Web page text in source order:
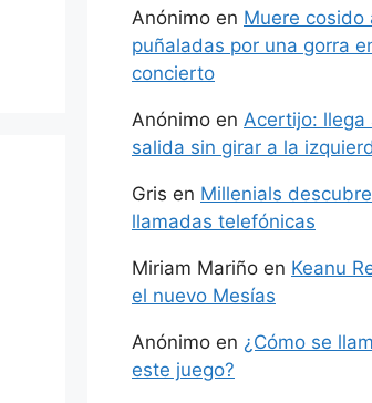
Anónimo en Muere cosido
puñaladas por una gorra
concierto
Anónimo en Acertijo: llega
salida sin girar a la
Gris en Millenials
llamadas telefónicas
Miriam Mariño en Keanu
el nuevo Mesías
Anónimo en ¿Cómo se
este juego?